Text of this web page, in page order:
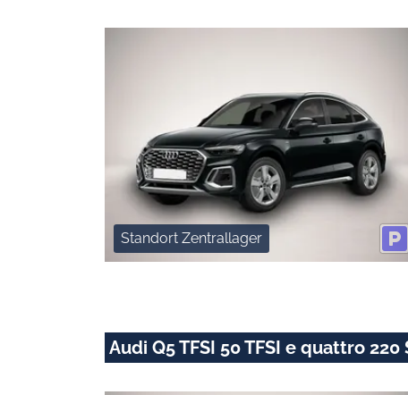
Standort Zentrallager
Audi Q5 TFSI 50 TFSI e quattro